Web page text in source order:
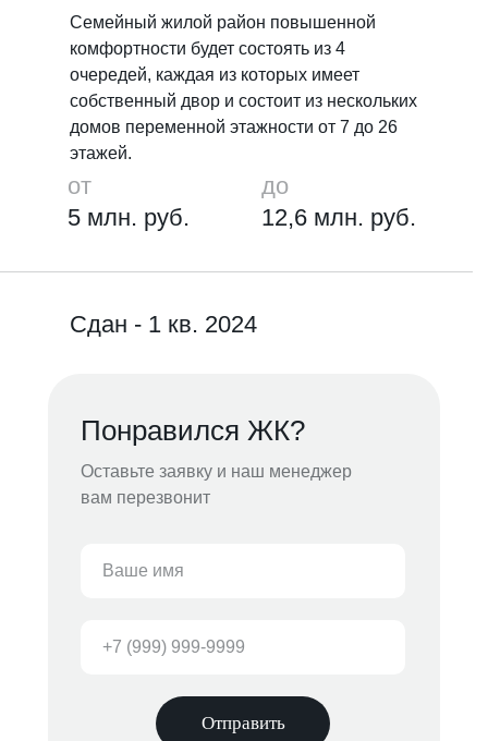
Семейный жилой район повышенной
комфортности будет состоять из 4
очередей, каждая из которых имеет
собственный двор и состоит из нескольких
домов переменной этажности от 7 до 26
этажей.
Отправить
Оставьте заявку и наш менеджер
вам перезвонит
Понравился ЖК?
5 млн. руб.
Сдан - 1 кв. 2024
12,6 млн. руб.
от до